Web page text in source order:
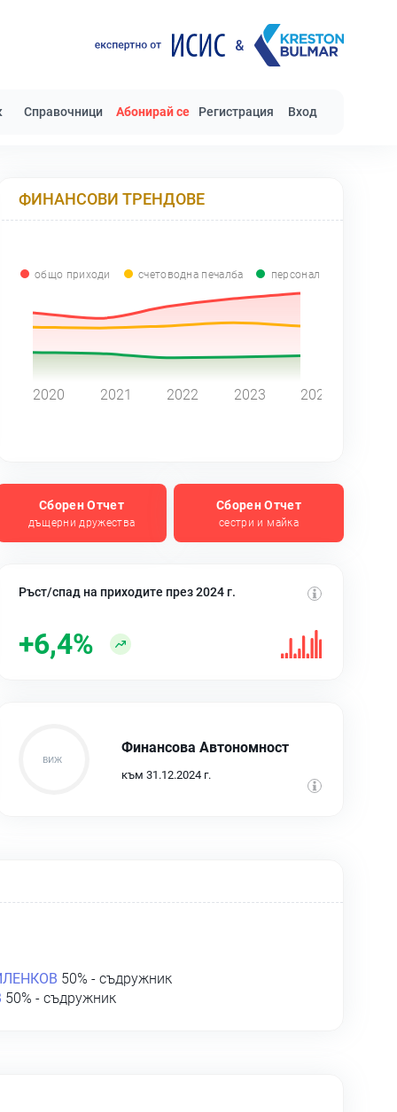
Справочници Абонирай се Регистрация Вход
ФИНАНСОВИ ТРЕНДОВЕ
общо приходи счетоводна печалба персонал
2020 2021 2022 2023 2024
Сборен Отчет
дъщерни дружества
Сборен Отчет
сестри и майка
Ръст/спад на приходите през 2024 г.
+6,4%
Финансова Автономност
към 31.12.2024 г.
50% - съдружник
50% - съдружник